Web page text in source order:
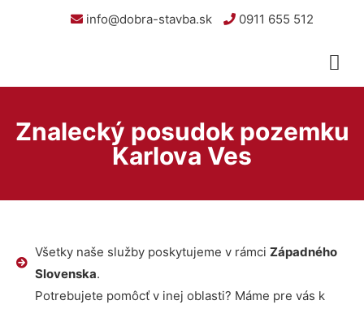
info@dobra-stavba.sk 0911 655 512
Znalecký posudok pozemku
Karlova Ves
Všetky naše služby poskytujeme v rámci Západného
Slovenska.
Potrebujete pomôcť v inej oblasti? Máme pre vás k